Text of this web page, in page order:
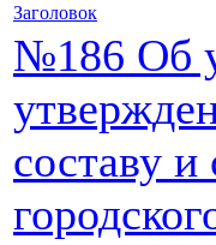
Заголовок
№186 Об
составу